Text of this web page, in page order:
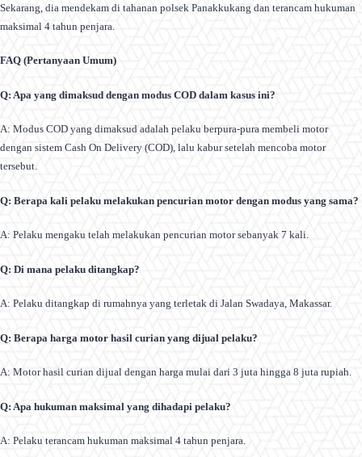
Sekarang, dia mendekam di tahanan polsek Panakkukang dan terancam hukuman
maksimal 4 tahun penjara.
FAQ (Pertanyaan Umum)
Q: Apa yang dimaksud dengan modus COD dalam kasus ini?
A: Modus COD yang dimaksud adalah pelaku berpura-pura membeli motor
dengan sistem Cash On Delivery (COD), lalu kabur setelah mencoba motor
tersebut.
Q: Berapa kali pelaku melakukan pencurian motor dengan modus yang sama?
A: Pelaku mengaku telah melakukan pencurian motor sebanyak 7 kali.
Q: Di mana pelaku ditangkap?
A: Pelaku ditangkap di rumahnya yang terletak di Jalan Swadaya, Makassar.
Q: Berapa harga motor hasil curian yang dijual pelaku?
A: Motor hasil curian dijual dengan harga mulai dari 3 juta hingga 8 juta rupiah.
Q: Apa hukuman maksimal yang dihadapi pelaku?
A: Pelaku terancam hukuman maksimal 4 tahun penjara.